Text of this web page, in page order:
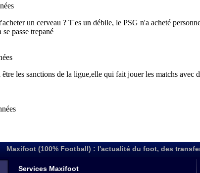
Maxifoot (100% Football) : l'actualité du foot, des
Services Maxifoot